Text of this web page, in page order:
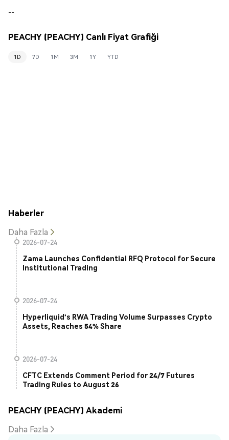
--
PEACHY (PEACHY) Canlı Fiyat Grafiği
1D 7D 1M 3M 1Y YTD
Haberler
Daha Fazla
2026-07-24
Zama Launches Confidential RFQ Protocol for Secure
Institutional Trading
2026-07-24
Hyperliquid's RWA Trading Volume Surpasses Crypto
Assets, Reaches 54% Share
2026-07-24
CFTC Extends Comment Period for 24/7 Futures
Trading Rules to August 26
PEACHY (PEACHY) Akademi
Daha Fazla